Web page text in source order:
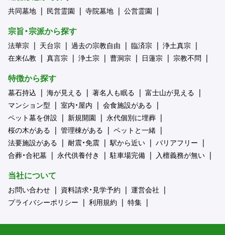
共同墓地 民営霊園 寺院墓地 公営霊園
宗旨・宗派から探す
法華宗 天台宗 過去の宗教自由 臨済宗
浄土真宗
在来仏教
真言宗 浄土宗 曹洞宗 日蓮宗 宗教不問
特徴から探す
墓石持込 海が見える 著名人も眠る
富士山が見える
マンション型
室内・屋内
会食施設がある
ペット墓を併設
新規開園
永代個別に埋葬
桜の木がある
管理棟がある
ペットと一緒
法要施設がある
耐震・免震 駅から近い
バリアフリー
合葬・合祀墓
永代供養付き 駐車場完備 入檀義務が無い
当社について
お問い合わせ 資料請求・見学予約
運営会社
プライバシーポリシー
利用規約 特集